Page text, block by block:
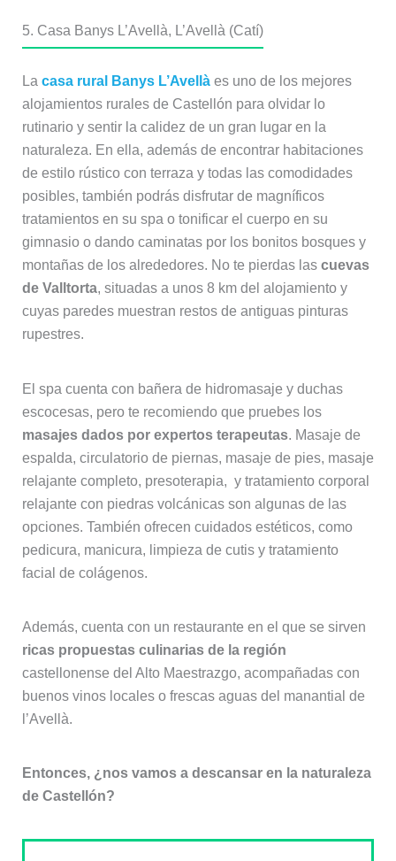
5. Casa Banys L’Avellà, L’Avellà (Catí)
La casa rural Banys L’Avellàes uno de los mejores
alojamientos rurales de Castellón para olvidar lo
rutinario y sentir la calidez de un gran lugar en la
naturaleza. En ella, además de encontrar habitaciones
de estilo rústico con terraza y todas las comodidades
posibles, también podrás disfrutar de magníficos
tratamientos en su spa o tonificar el cuerpo en su
gimnasio o dando caminatas por los bonitos bosques y
montañas de los alrededores. No te pierdas lascuevas
de Valltorta, situadas a unos 8 km del alojamiento y
cuyas paredes muestran restos de antiguas pinturas
rupestres.
El spa cuenta con bañera de hidromasaje y duchas
escocesas, pero te recomiendo que pruebes los
masajes dados por expertos terapeutas. Masaje de
espalda, circulatorio de piernas, masaje de pies, masaje
relajante completo, presoterapia, y tratamiento corporal
relajante con piedras volcánicas son algunas de las
opciones. También ofrecen cuidados estéticos, como
pedicura, manicura, limpieza de cutis y tratamiento
facial de colágenos.
Además, cuenta con un restaurante en el que se sirven
ricas propuestas culinarias de la región
castellonense del Alto Maestrazgo, acompañadas con
buenos vinos locales o frescas aguas del manantial de
l’Avellà.
Entonces, ¿nos vamos a descansar en la naturaleza
de Castellón?